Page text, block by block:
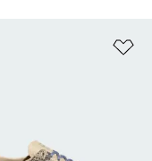
želaných